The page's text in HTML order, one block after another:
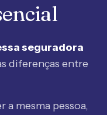
seguradora
diferenças entre
a mesma pessoa,